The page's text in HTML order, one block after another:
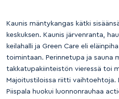
Kaunis mäntykangas kätki
keskuksen. Kaunis järvenranta,
keilahalli ja Green Care eli
toimintaan. Perinnetupa ja sauna
takkatupakiinteistön vieressä toi
Majoitustiloissa riitti vaihtoehtoja.
Piispala huokui luonnonrauhaa